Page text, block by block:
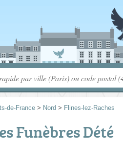
de-France > Nord > Flines-lez-Raches
Funèbres Dété